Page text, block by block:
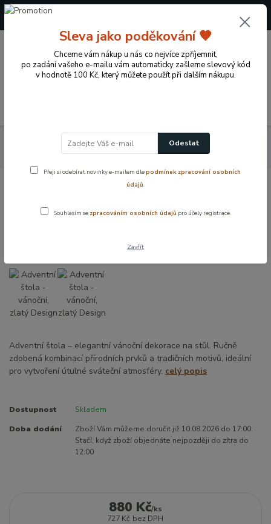
+420 724 722 973
0 Kč
Přírodní dekorace pro domov a zahradu
Adventní věnce a
adventní štoly
Adventní štola - vánoční, zlatý Design
Adventní štola – elegantní vánoční dekorace na stůl. Ručně
zdobená kombinací přírodních prvků a tradičních motivů, ideální
pro vytvoření útulné sváteční atmosféry. celý popis
Dostupnost Skladem
Doba dodání
Zboží Vám můžeme doručit již 10.08.2026 do 17:00.
Stačí, když zboží objednáte nejpozději do zítra do
12:00
880 Kč/ks
727 Kč bez DPH
Sleva jako poděkování 🧡
Chceme vám nákup u nás co nejvíce zpříjemnit,
po zadání vašeho e-mailu vám automaticky zašleme slevový kód
v hodnotě 100 Kč, který můžete použít při dalším nákupu.
Odeslat
Přeji si odebírat novinky e-mailem dlepodmínek zpracování osobních
údajů.
Souhlasím se zpracováním osobních údajů pro účely registrace.
Zavřít